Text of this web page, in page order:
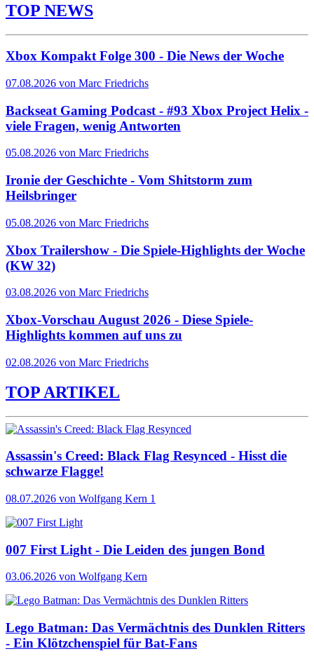
TOP NEWS
Xbox Kompakt Folge 300 - Die News der Woche
07.08.2026 von Marc Friedrichs
Backseat Gaming Podcast - #93 Xbox Project Helix -
viele Fragen, wenig Antworten
05.08.2026 von Marc Friedrichs
Ironie der Geschichte - Vom Shitstorm zum
Heilsbringer
05.08.2026 von Marc Friedrichs
Xbox Trailershow - Die Spiele-Highlights der Woche
(KW 32)
03.08.2026 von Marc Friedrichs
Xbox-Vorschau August 2026 - Diese Spiele-
Highlights kommen auf uns zu
02.08.2026 von Marc Friedrichs
TOP ARTIKEL
Assassin's Creed: Black Flag Resynced - Hisst die
schwarze Flagge!
08.07.2026 von Wolfgang Kern 1
007 First Light - Die Leiden des jungen Bond
03.06.2026 von Wolfgang Kern
Lego Batman: Das Vermächtnis des Dunklen Ritters
- Ein Klötzchenspiel für Bat-Fans